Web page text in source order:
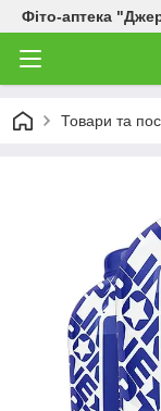
Фіто-аптека
Товари та